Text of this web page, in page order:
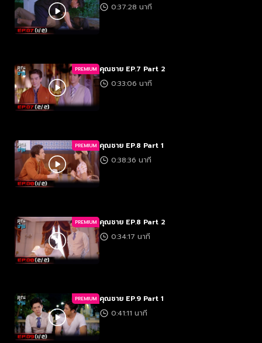
0:37:28 นาที
PREMIUM คุณชาย EP.7 Part 2
0:33:06 นาที
PREMIUM คุณชาย EP.8 Part 1
0:38:36 นาที
PREMIUM คุณชาย EP.8 Part 2
0:34:17 นาที
PREMIUM คุณชาย EP.9 Part 1
0:41:11 นาที